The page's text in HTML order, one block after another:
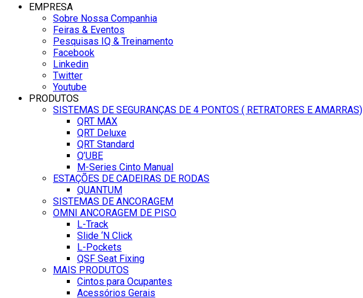
EMPRESA
Sobre Nossa Companhia
Feiras & Eventos
Pesquisas IQ & Treinamento
Facebook
Linkedin
Twitter
Youtube
PRODUTOS
SISTEMAS DE SEGURANÇAS DE 4 PONTOS ( RETRATORES E AMARRAS)
QRT MAX
QRT Deluxe
QRT Standard
Q’UBE
M-Series Cinto Manual
ESTAÇÕES DE CADEIRAS DE RODAS
QUANTUM
SISTEMAS DE ANCORAGEM
OMNI ANCORAGEM DE PISO
L-Track
Slide ‘N Click
L-Pockets
QSF Seat Fixing
MAIS PRODUTOS
Cintos para Ocupantes
Acessórios Gerais